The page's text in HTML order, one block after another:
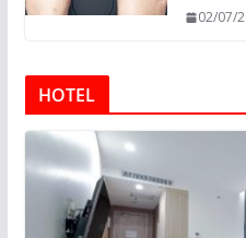
02/07/
HOTEL